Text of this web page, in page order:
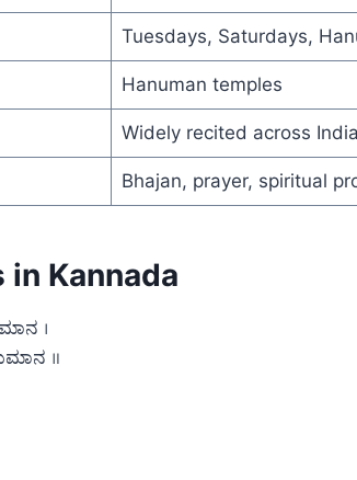
Tuesdays, Saturdays,
Hanuman temples
Widely recited across India
Bhajan, prayer, spiritual
in Kannada
।
॥